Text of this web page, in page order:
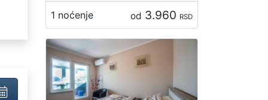
1 noćenje od 3.960 RSD